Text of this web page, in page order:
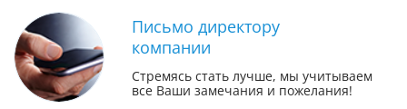
Письмо директору
компании
Стремясь стать лучше, мы учитываем
все Ваши замечания и пожелания!